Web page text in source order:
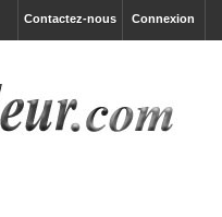
Connexion
Contactez-nous